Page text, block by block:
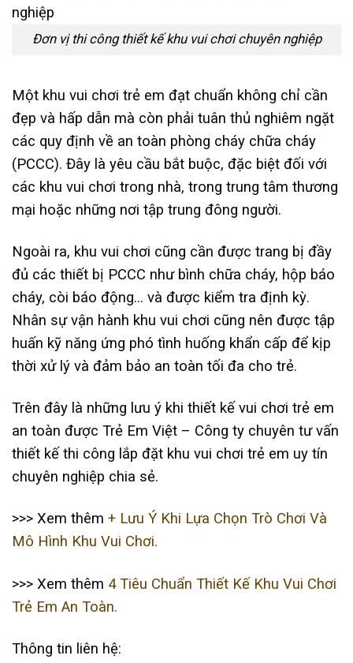
Đơn vị thi công thiết kế khu vui chơi chuyên nghiệp
Một khu vui chơi trẻ em đạt chuẩn không chỉ cần
đẹp và hấp dẫn mà còn phải tuân thủ nghiêm ngặt
các quy định về an toàn phòng cháy chữa cháy
(PCCC). Đây là yêu cầu bắt buộc, đặc biệt đối với
các khu vui chơi trong nhà, trong trung tâm thương
mại hoặc những nơi tập trung đông người.
Ngoài ra, khu vui chơi cũng cần được trang bị đầy
đủ các thiết bị PCCC như bình chữa cháy, hộp báo
cháy, còi báo động… và được kiểm tra định kỳ.
Nhân sự vận hành khu vui chơi cũng nên được tập
huấn kỹ năng ứng phó tình huống khẩn cấp để kịp
thời xử lý và đảm bảo an toàn tối đa cho trẻ.
Trên đây là những lưu ý khi thiết kế vui chơi trẻ em
an toàn được Trẻ Em Việt – Công ty chuyên tư vấn
thiết kế thi công lắp đặt khu vui chơi trẻ em uy tín
chuyên nghiệp chia sẻ.
>>> Xem thêm + Lưu Ý Khi Lựa Chọn Trò Chơi Và
Mô Hình Khu Vui Chơi.
>>> Xem thêm 4 Tiêu Chuẩn Thiết Kế Khu Vui Chơi
Trẻ Em An Toàn.
Thông tin liên hệ: